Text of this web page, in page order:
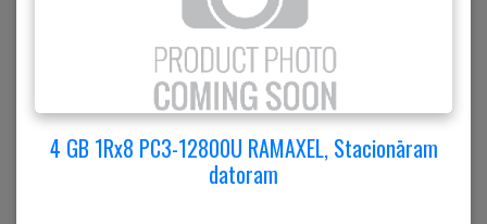
4 GB 1Rx8 PC3-12800U RAMAXEL, Stacionāram
datoram